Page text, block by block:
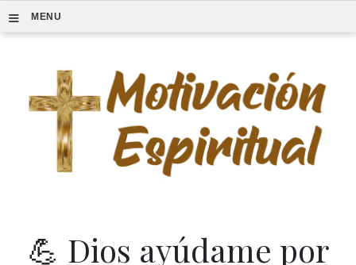
≡ MENU
💪 Dios ayúdame por